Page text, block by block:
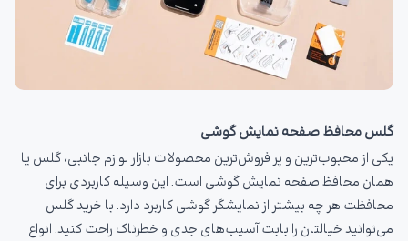
گلس محافظ صفحه نمایش گوشی
یکی از محبوب‌ترین و پر فروش‌ترین محصولات بازار لوازم جانبی، گلس یا
همان محافظ صفحه نمایش گوشی است. این وسیله کاربردی برای
محافظت هر چه بیشتر از نمایشگر گوشی کاربرد دارد. با خرید گلس
می‌توانید خیالتان را بابت آسیب‌های جدی و خطرناک راحت کنید. انواع